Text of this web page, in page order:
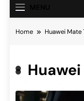
Home Huawei Mate